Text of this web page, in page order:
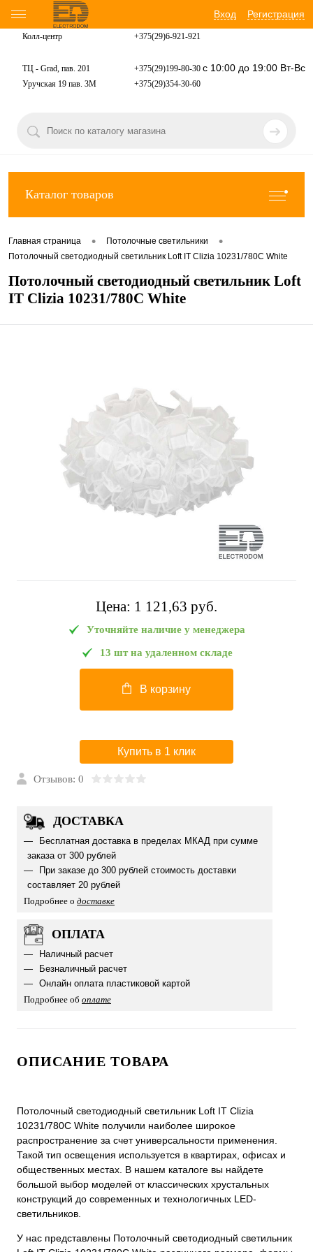
Вход Регистрация
Колл-центр +375(29)6-921-921
ТЦ - Grad, пав. 201 +375(29)199-80-30 с 10:00 до 19:00 Вт-Вс
Уручская 19 пав. 3М +375(29)354-30-60
Каталог товаров
Главная страница • Потолочные светильники •
Потолочный светодиодный светильник Loft IT Clizia 10231/780C White
Потолочный светодиодный светильник Loft
IT Clizia 10231/780C White
Цена: 1 121,63 pуб.
Уточняйте наличие у менеджера
13 шт на удаленном складе
В корзину
Купить в 1 клик
Отзывов: 0
ДОСТАВКА
Бесплатная доставка в пределах МКАД при сумме
заказа от 300 рублей
При заказе до 300 рублей стоимость доставки
составляет 20 рублей
Подробнее о доставке
ОПЛАТА
Наличный расчет
Безналичный расчет
Онлайн оплата пластиковой картой
Подробнее об оплате
ОПИСАНИЕ ТОВАРА
Потолочный светодиодный светильник Loft IT Clizia
10231/780C White получили наиболее широкое
распространение за счет универсальности применения.
Такой тип освещения используется в квартирах, офисах и
общественных местах. В нашем каталоге вы найдете
большой выбор моделей от классических хрустальных
конструкций до современных и технологичных LED-
светильников.
У нас представлены Потолочный светодиодный светильник